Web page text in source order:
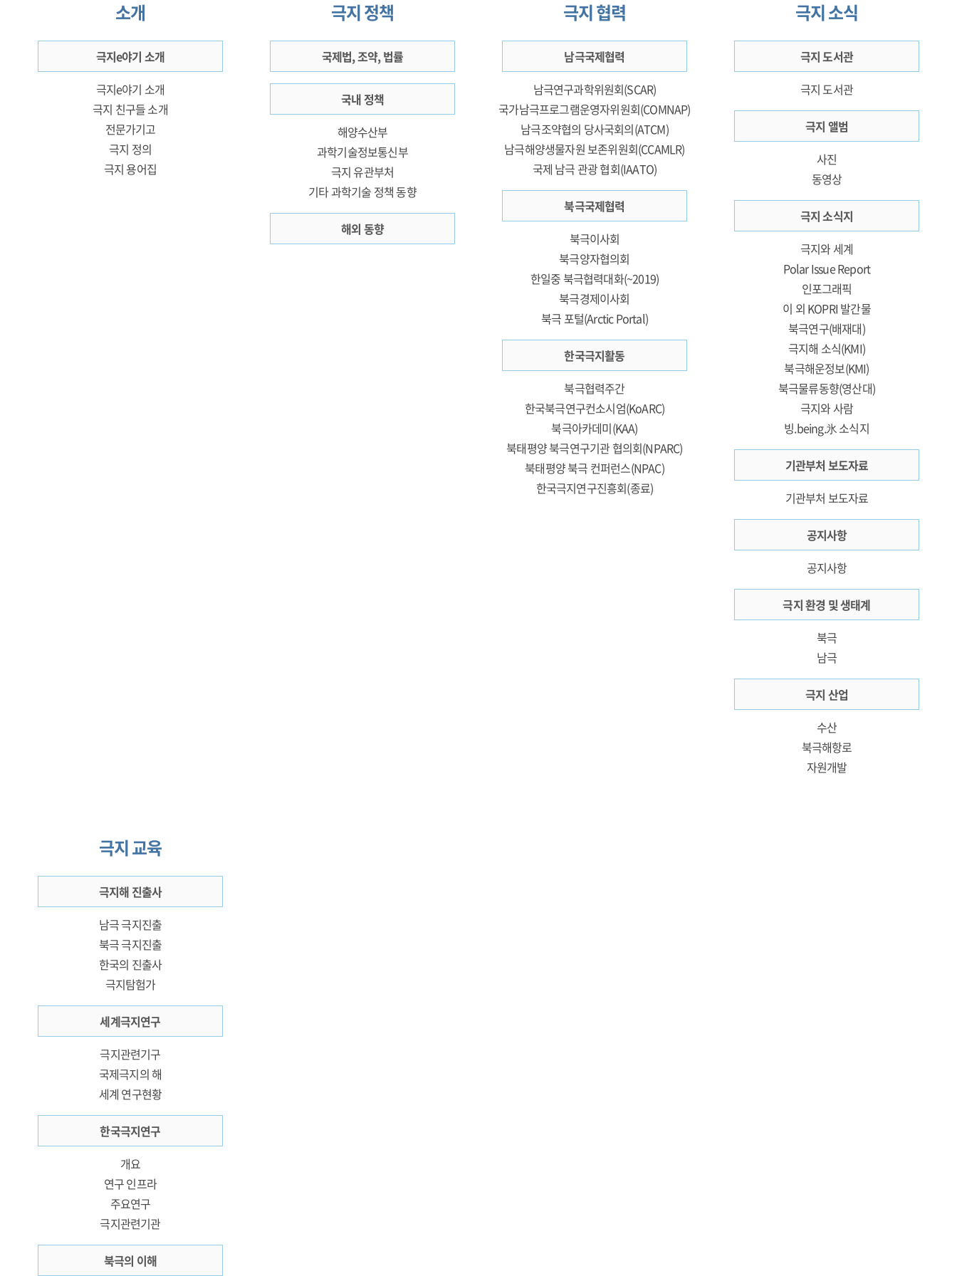
소개
극지e야기 소개
극지e야기 소개
극지 친구들 소개
전문가기고
극지 정의
극지 용어집
극지 정책
국제법, 조약, 법률
국내 정책
해양수산부
과학기술정보통신부
극지 유관부처
기타 과학기술 정책 동향
해외 동향
극지 협력
남극국제협력
남극연구과학위원회(SCAR)
국가남극프로그램운영자위원회(COMNAP)
남극조약협의 당사국회의(ATCM)
남극해양생물자원 보존위원회(CCAMLR)
국제 남극 관광 협회(IAATO)
북극국제협력
북극이사회
북극양자협의회
한일중 북극협력대화(~2019)
북극경제이사회
북극 포털(Arctic Portal)
한국극지활동
북극협력주간
한국북극연구컨소시엄(KoARC)
북극아카데미(KAA)
북태평양 북극연구기관 협의회(NPARC)
북태평양 북극 컨퍼런스(NPAC)
한국극지연구진흥회(종료)
극지 소식
극지 도서관
극지 도서관
극지 앨범
사진
동영상
극지 소식지
극지와 세계
Polar Issue Report
인포그래픽
이 외 KOPRI 발간물
북극연구(배재대)
극지해 소식(KMI)
북극해운정보(KMI)
북극물류동향(영산대)
극지와 사람
빙.being.氷 소식지
기관부처 보도자료
기관부처 보도자료
공지사항
공지사항
극지 환경 및 생태계
북극
남극
극지 산업
수산
북극해항로
자원개발
극지 교육
극지해 진출사
남극 극지진출
북극 극지진출
한국의 진출사
극지탐험가
세계극지연구
극지관련기구
국제극지의 해
세계 연구현황
한국극지연구
개요
연구 인프라
주요연구
극지관련기관
북극의 이해